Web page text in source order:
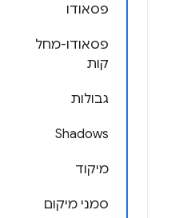
פסאודו
פסאודו-מחל
קות
גבולות
Shadows
מיקוד
סמני מיקום